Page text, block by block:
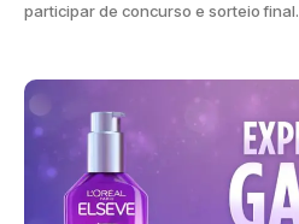
participar de concurso e sorteio final.